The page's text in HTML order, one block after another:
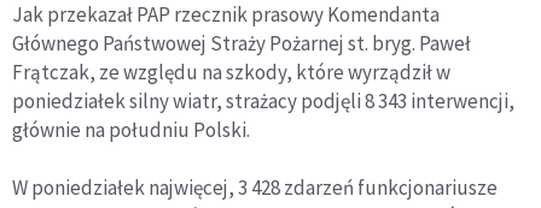
Jak przekazał PAP rzecznik prasowy Komendanta
Głównego Państwowej Straży Pożarnej st. bryg. Paweł
Frątczak, ze względu na szkody, które wyrządził w
poniedziałek silny wiatr, strażacy podjęli 8 343 interwencji,
głównie na południu Polski.
W poniedziałek najwięcej, 3 428 zdarzeń funkcjonariusze